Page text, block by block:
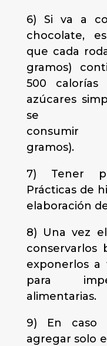
6) Si va a
chocolate,
que cada
gramos)
500
azúcares
se
consumir
gramos).
7) Tener
Prácticas de
elaboración
8) Una vez
conservarlos
exponerlos a
para
alimentarias.
9) En caso
agregar solo